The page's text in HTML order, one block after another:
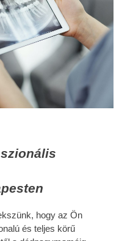
hogy az Ön
és teljes körű